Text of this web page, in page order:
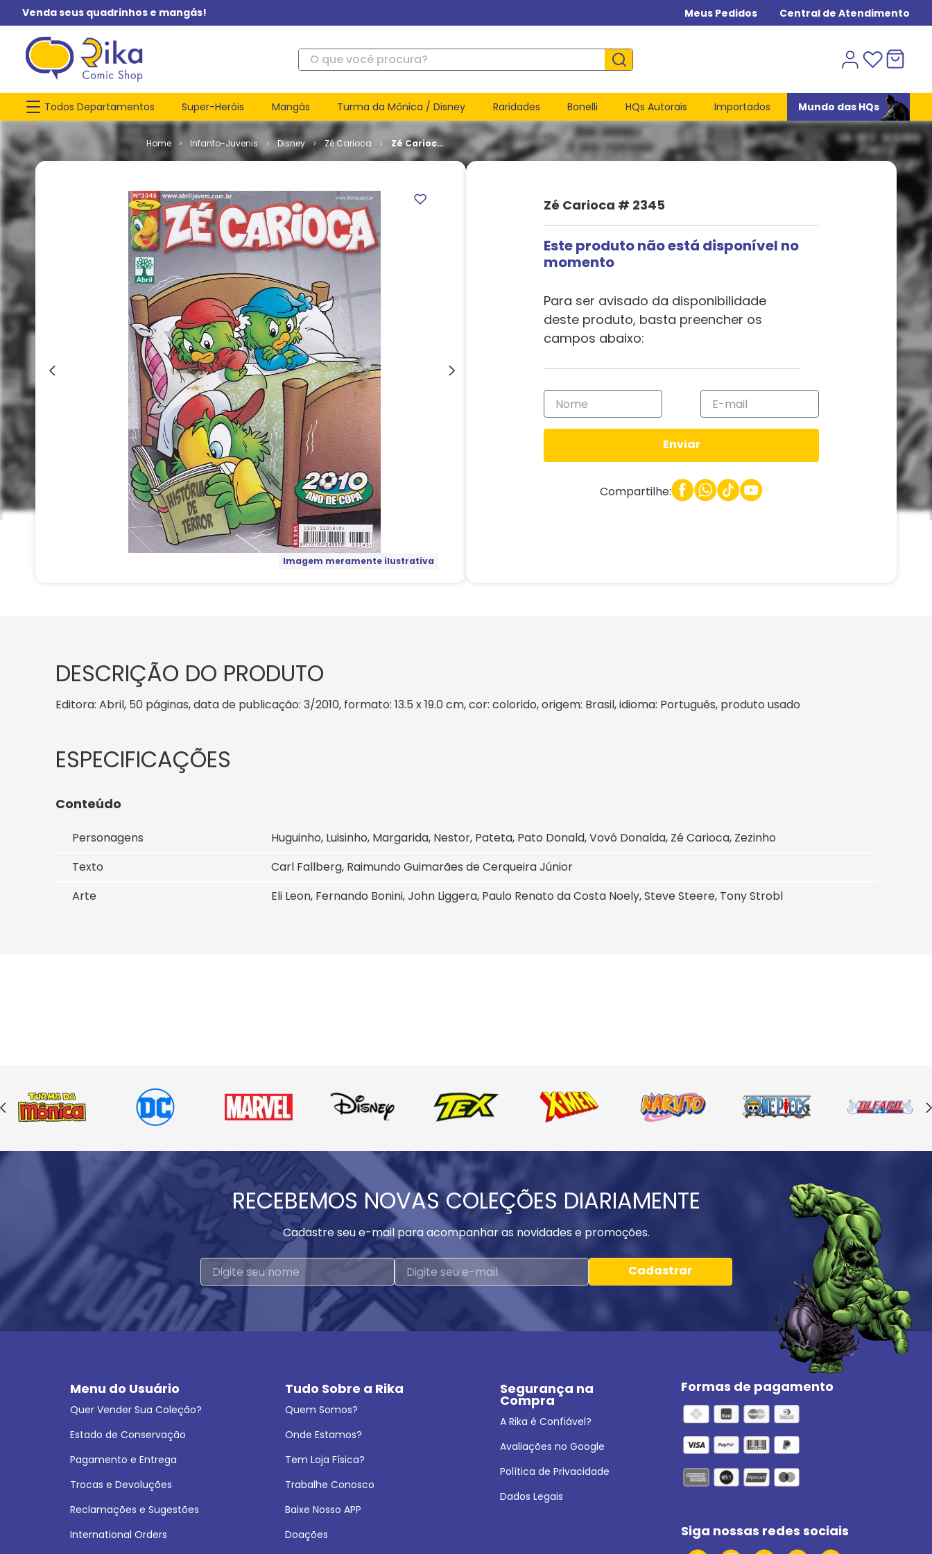
Venda seus quadrinhos e mangás! Meus Pedidos Central de Atendimento
O que você procura?
Todos Departamentos Super-Heróis Mangás Turma da Mônica / Disney Raridades Bonelli HQs Autorais Importados Mundo das HQs
Infanto-Juvenis Disney Zé Carioca
Zé Carioca
# 2345
Imagem meramente ilustrativa
Zé Carioca # 2345
Este produto não está disponível no
momento
Para ser avisado da disponibilidade
deste produto, basta preencher os
campos abaixo:
Enviar
Compartilhe:
DESCRIÇÃO DO PRODUTO
Editora: Abril, 50 páginas, data de publicação: 3/2010, formato: 13.5 x 19.0 cm, cor: colorido, origem: Brasil, idioma: Português, produto usado
Conteúdo
Personagens
Huguinho, Luisinho, Margarida, Nestor, Pateta, Pato Donald, Vovó Donalda, Zé Carioca, Zezinho
Texto
Carl Fallberg, Raimundo Guimarães de Cerqueira Júnior
Arte
Eli Leon, Fernando Bonini, John Liggera, Paulo Renato da Costa Noely, Steve Steere, Tony Strobl
RECEBEMOS NOVAS COLEÇÕES DIARIAMENTE
Cadastre seu e-mail para acompanhar as novidades e promoções.
Cadastrar
Menu do Usuário
Quer Vender Sua Coleção?
Estado de Conservação
Pagamento e Entrega
Trocas e Devoluções
Reclamações e Sugestões
International Orders
Tudo Sobre a Rika
Quem Somos?
Onde Estamos?
Tem Loja Física?
Trabalhe Conosco
Baixe Nosso APP
Doações
Segurança na
Compra
A Rika é Confiável?
Avaliações no Google
Política de Privacidade
Dados Legais
Formas de pagamento
Siga nossas redes sociais